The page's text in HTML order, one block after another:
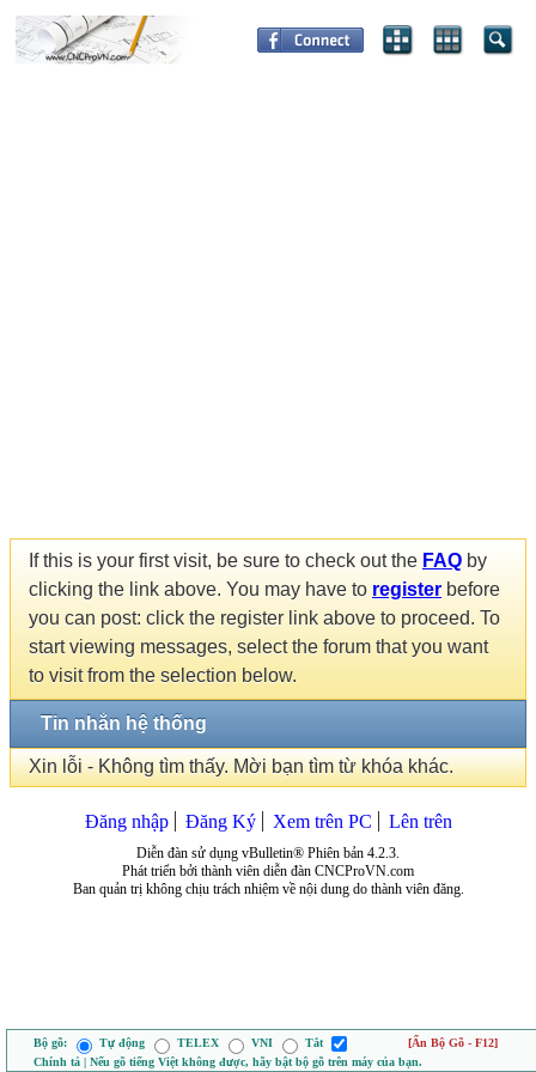
If this is your first visit, be sure to check out the FAQ by
clicking the link above. You may have to register before
you can post: click the register link above to proceed. To
start viewing messages, select the forum that you want
to visit from the selection below.
Tin nhắn hệ thống
Xin lỗi - Không tìm thấy. Mời bạn tìm từ khóa khác.
Đăng nhập Đăng Ký Xem trên PC Lên trên
Diễn đàn sử dụng vBulletin® Phiên bản 4.2.3.
Phát triển bởi thành viên diễn đàn CNCProVN.com
Ban quản trị không chịu trách nhiệm về nội dung do thành viên đăng.
Bộ gõ: Tự động TELEX VNI Tắt
[Ẩn Bộ Gõ - F12]
Chính tả | Nếu gõ tiếng Việt không được, hãy bật bộ gõ trên máy của bạn.